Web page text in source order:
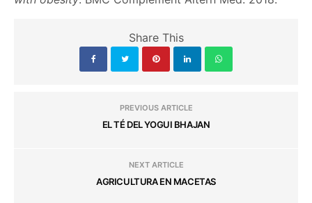
Share This
PREVIOUS ARTICLE
EL TÉ DEL YOGUI BHAJAN
NEXT ARTICLE
AGRICULTURA EN MACETAS